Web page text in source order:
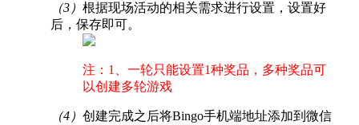
（3） 根据现场活动的相关需求进行设置，设置好
后，保存即可。
注：1、一轮只能设置1种奖品，多种奖品可
以创建多轮游戏
（4） 创建完成之后将Bingo手机端地址添加到微信